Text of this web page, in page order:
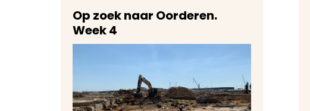
Op zoek naar Oorderen.
Week 4